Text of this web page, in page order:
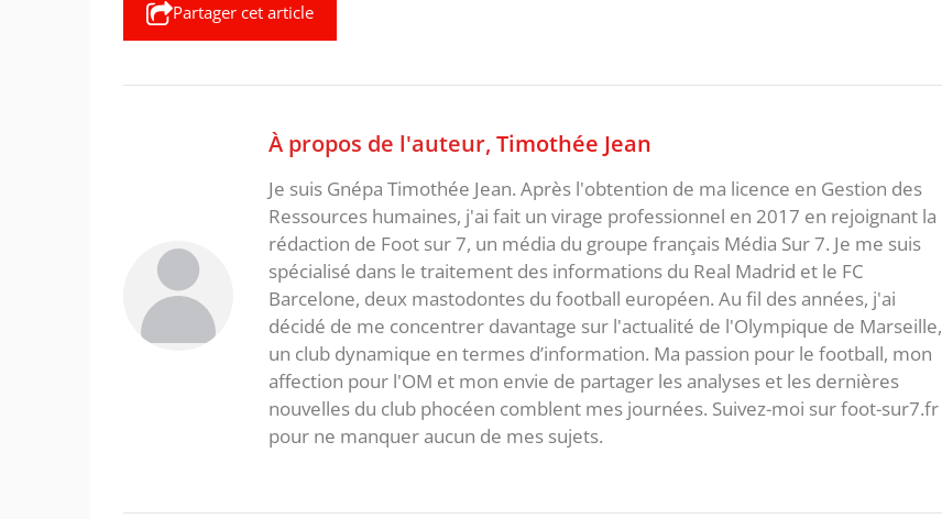
Partager cet article
À propos de l'auteur, Timothée Jean
Je suis Gnépa Timothée Jean. Après l'obtention de ma licence en Gestion des
Ressources humaines, j'ai fait un virage professionnel en 2017 en rejoignant la
rédaction de Foot sur 7, un média du groupe français Média Sur 7. Je me suis
spécialisé dans le traitement des informations du Real Madrid et le FC
Barcelone, deux mastodontes du football européen. Au fil des années, j'ai
décidé de me concentrer davantage sur l'actualité de l'Olympique de Marseille,
un club dynamique en termes d’information. Ma passion pour le football, mon
affection pour l'OM et mon envie de partager les analyses et les dernières
nouvelles du club phocéen comblent mes journées. Suivez-moi sur foot-sur7.fr
pour ne manquer aucun de mes sujets.